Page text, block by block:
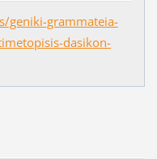
geniki-grammateia-
dasikon-